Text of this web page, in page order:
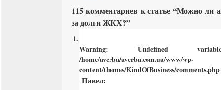
115 комментариев к статье “Можно ли
за долги ЖКХ?”
Warning: Undefined
/home/averba/averba.com.ua/www/wp-
content/themes/KindOfBusiness/comments.php
Павел: